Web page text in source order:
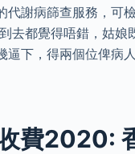
謝病篩查服務，可
去都覺得唔錯，姑娘
下，得兩個位俾病
費2020: